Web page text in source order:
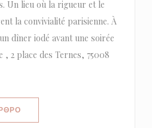
Un lieu où la rigueur et le
la convivialité parisienne. À
dîner iodé avant une soirée
, 2 place des Ternes, 75008